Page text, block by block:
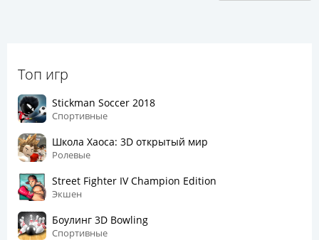
Топ игр
Stickman Soccer 2018
Спортивные
Школа Хаоса: 3D открытый мир
Ролевые
Street Fighter IV Champion Edition
Экшен
Боулинг 3D Bowling
Спортивные